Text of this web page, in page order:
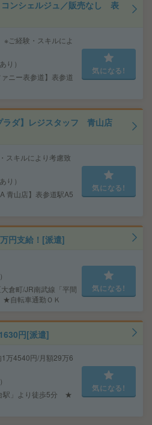
ンシェルジュ／販売なし 表
ご経験・スキルによ
り）
ニー表参道】表参道
気になる!
ラダ】レジスタッフ 青山店
キルにより考慮致
り）
青山店】表参道駅A5
気になる!
円支給！[派遣]
倉町/JR南武線「平間
自転車通勤ＯＫ
気になる!
円[派遣]
万4540円/月額29万6
駅」より徒歩5分 ★
気になる!